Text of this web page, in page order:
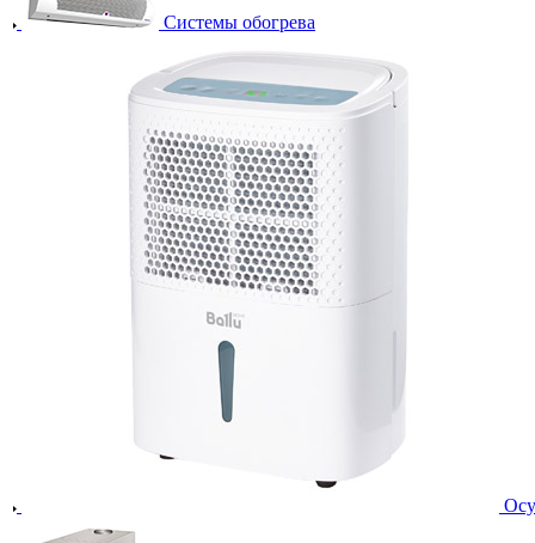
Системы обогрева